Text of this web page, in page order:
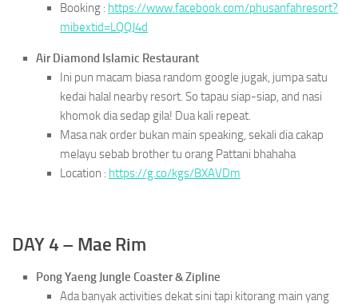
Booking : https://www.facebook.com/phusanfahresort?
mibextid=LQQJ4d
Air Diamond Islamic Restaurant
Ini pun macam biasa random google jugak, jumpa satu
kedai halal nearby resort. So tapau siap-siap, and nasi
khomok dia sedap gila! Dua kali repeat.
Masa nak order bukan main speaking, sekali dia cakap
melayu sebab brother tu orang Pattani bhahaha
Location : https://g.co/kgs/BXAVDm
DAY 4 – Mae Rim
Pong Yaeng Jungle Coaster & Zipline
Ada banyak activities dekat sini tapi kitorang main yang